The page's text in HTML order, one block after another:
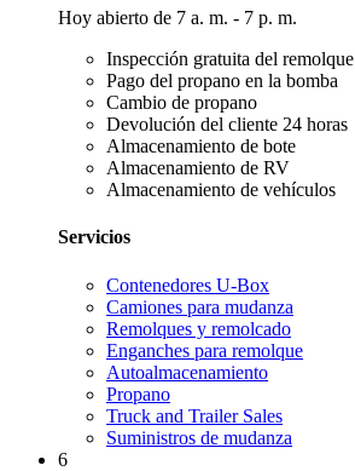
Hoy abierto de 7 a. m. - 7 p. m.
Inspección gratuita del remolque
Pago del propano en la bomba
Cambio de propano
Devolución del cliente 24 horas
Almacenamiento de bote
Almacenamiento de RV
Almacenamiento de vehículos
Servicios
Contenedores U-Box
Camiones para mudanza
Remolques y remolcado
Enganches para remolque
Autoalmacenamiento
Propano
Truck and Trailer Sales
Suministros de mudanza
6